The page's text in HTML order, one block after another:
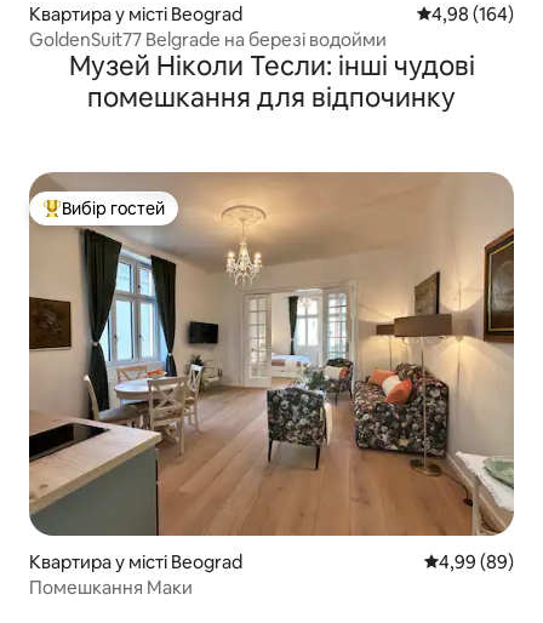
Квартира у місті Beograd Середня
4,98 (164)
GoldenSuit77 Belgrade на березі водойми
Музей Ніколи Тесли: інші чудові
помешкання для відпочинку
Топ вибір гостей
Вибір гостей
Квартира у місті Beograd Середня
4,99 (89)
Помешкання Маки